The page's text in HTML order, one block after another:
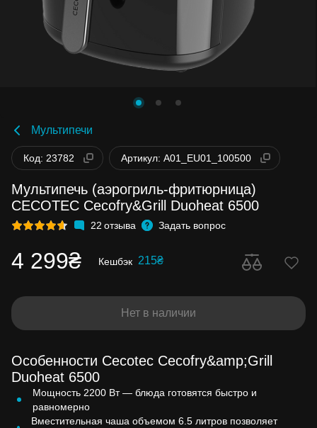
Мультипечи
Код: 23782 Артикул: A01_EU01_100500
Мультипечь (аэрогриль-фритюрница)
CECOTEC Cecofry&Grill Duoheat 6500
22 отзыва Задать вопрос
4 299₴ Кешбэк 215₴
Нет в наличии
Особенности Cecotec Cecofry&amp;Grill
Duoheat 6500
Мощность 2200 Вт — блюда готовятся быстро и
равномерно
Вместительная чаша объемом 6.5 литров позволяет